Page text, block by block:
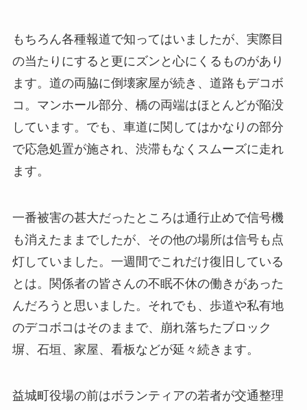
もちろん各種報道で知ってはいましたが、実際目
の当たりにすると更にズンと心にくるものがあり
ます。道の両脇に倒壊家屋が続き、道路もデコボ
コ。マンホール部分、橋の両端はほとんどが陥没
しています。でも、車道に関してはかなりの部分
で応急処置が施され、渋滞もなくスムーズに走れ
ます。
一番被害の甚大だったところは通行止めで信号機
も消えたままでしたが、その他の場所は信号も点
灯していました。一週間でこれだけ復旧している
とは。関係者の皆さんの不眠不休の働きがあった
んだろうと思いました。それでも、歩道や私有地
のデコボコはそのままで、崩れ落ちたブロック
塀、石垣、家屋、看板などが延々続きます。
益城町役場の前はボランティアの若者が交通整理